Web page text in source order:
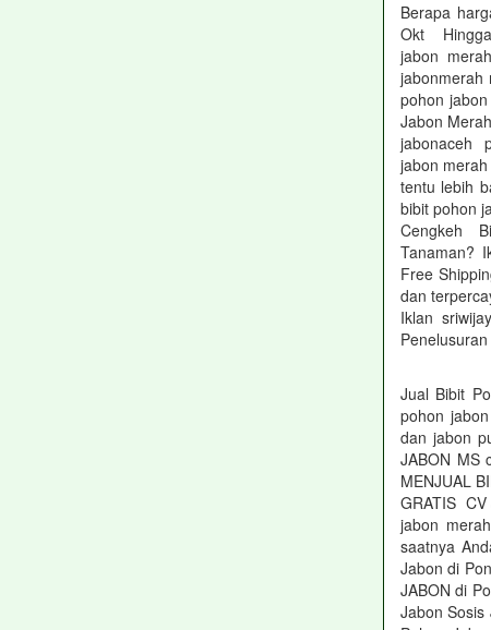
Berapa
Okt Hingga
jabon
jabonmerah
pohon
Jabon
jabonaceh
jabon
tentu lebih
bibit pohon
Cengkeh
Tanaman?
Free
dan
Iklan
Jual Bibit
pohon
dan jabon
JABON MS
MENJUAL
GRATIS
jabon
saatnya
Jabon di
JABON di
Jabon